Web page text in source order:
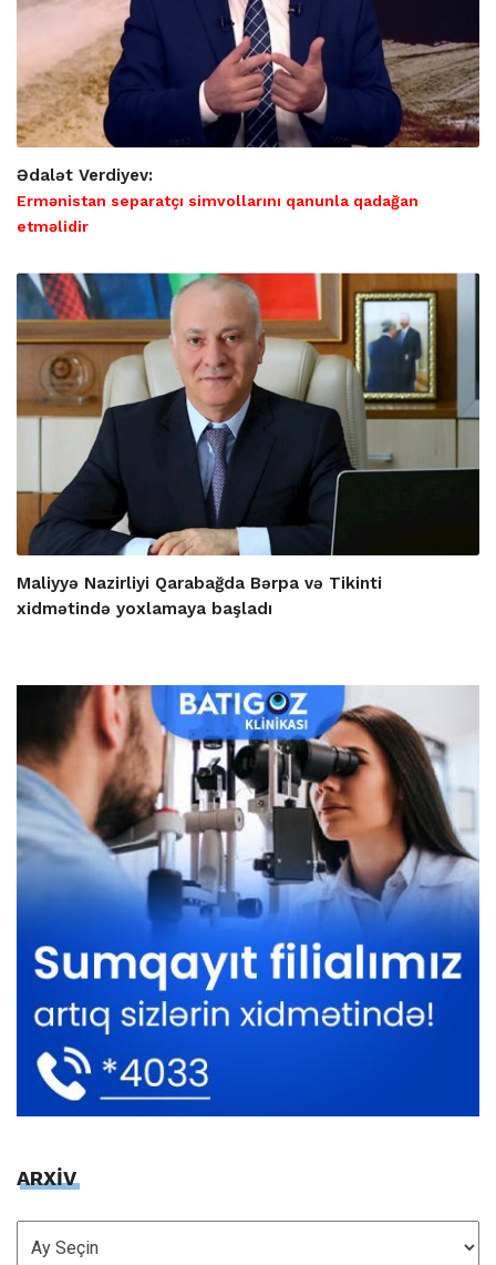
Ədalət Verdiyev:
Ermənistan separatçı simvollarını qanunla qadağan
etməlidir
Maliyyə Nazirliyi Qarabağda Bərpa və Tikinti
xidmətində yoxlamaya başladı
ARXİV
ARXİV